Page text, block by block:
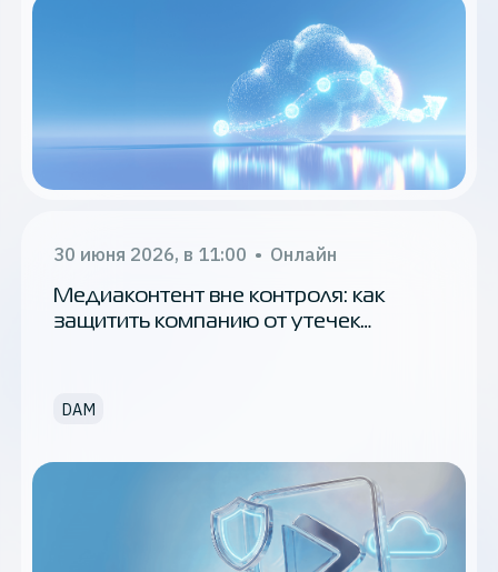
Тематика
Инфраструктура для e-com
Обновления
K2 Облако
Облачные технологии
Кибербезопасность
30 июня 2026, в 11:00 • Онлайн
Медиаконтент вне контроля: как
защитить компанию от утечек
DAM